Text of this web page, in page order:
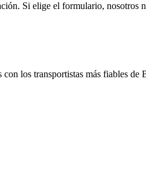
Si elige el formulario, nosotros
los transportistas más fiables de